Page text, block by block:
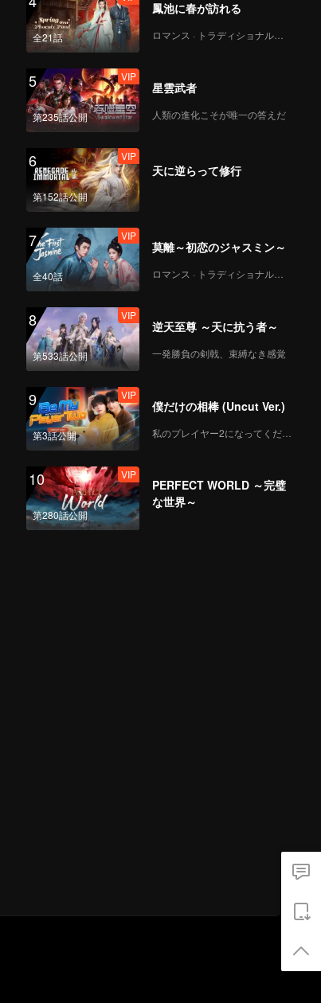
全21話
鳳池に春が訪れる
ロマンス · トラディショナル・コスチューム
5
第235話公開
VIP
星雲武者
人類の進化こそが唯一の答えだ
6
第152話公開
VIP
天に逆らって修行
7
全40話
VIP
莫離～初恋のジャスミン～
ロマンス · トラディショナル・コスチューム
8
第533話公開
VIP
逆天至尊 ～天に抗う者～
一発勝負の剣戟、束縛なき感覚
9
第3話公開
VIP
僕だけの相棒 (Uncut Ver.)
私のプレイヤー2になってください
10
第280話公開
VIP
PERFECT WORLD ～完璧
な世界～